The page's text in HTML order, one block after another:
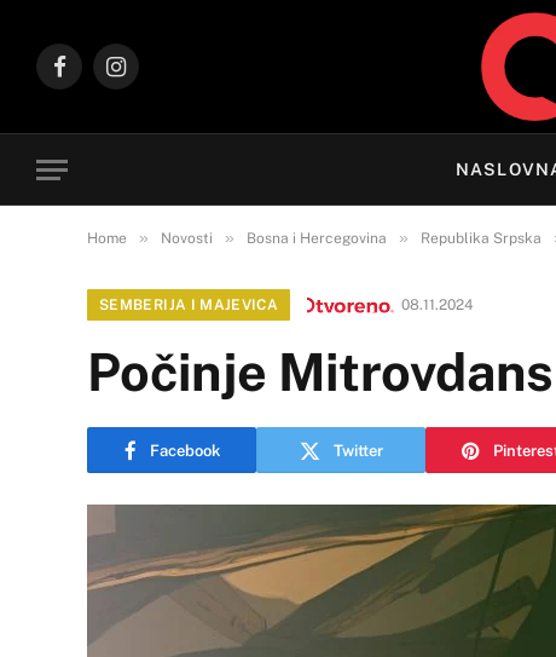
FacebookInstagram
Home » Novosti » Bosna i Hercegovina » Republika Srpska
SEMBERIJA I MAJEVICA 08.11.2024
Počinje
Facebook Twitter